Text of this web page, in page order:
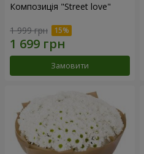
Композиція "Street love"
1 999 грн
Замовити